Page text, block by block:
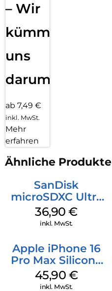
– Wir
kümmern
uns
darum!
ab 7,49 €
inkl. MwSt.
Mehr
erfahren
Ähnliche Produkte
SanDisk
microSDXC Ultra
128 GB + Adapter
Mobile
36,90€
inkl. MwSt.
Apple iPhone 16
Pro Max Silicone
Case MagSafe
Ultramarine
45,90 €
inkl. MwSt.